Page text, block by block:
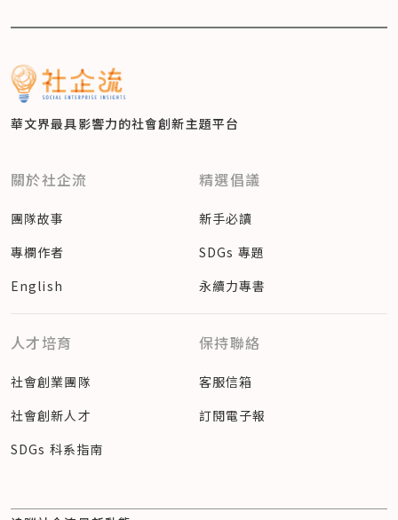
華文界最具影響力的社會創新主題平台
關於社企流
團隊故事
專欄作者
English
精選倡議
新手必讀
SDGs 專題
永續力專書
人才培育
社會創業團隊
社會創新人才
SDGs 科系指南
保持聯絡
客服信箱
訂閱電子報